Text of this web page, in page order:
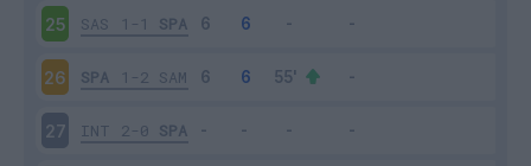
25 SAS 1-1 SPA
26 SPA 1-2 SAM
27 INT 2-0 SPA